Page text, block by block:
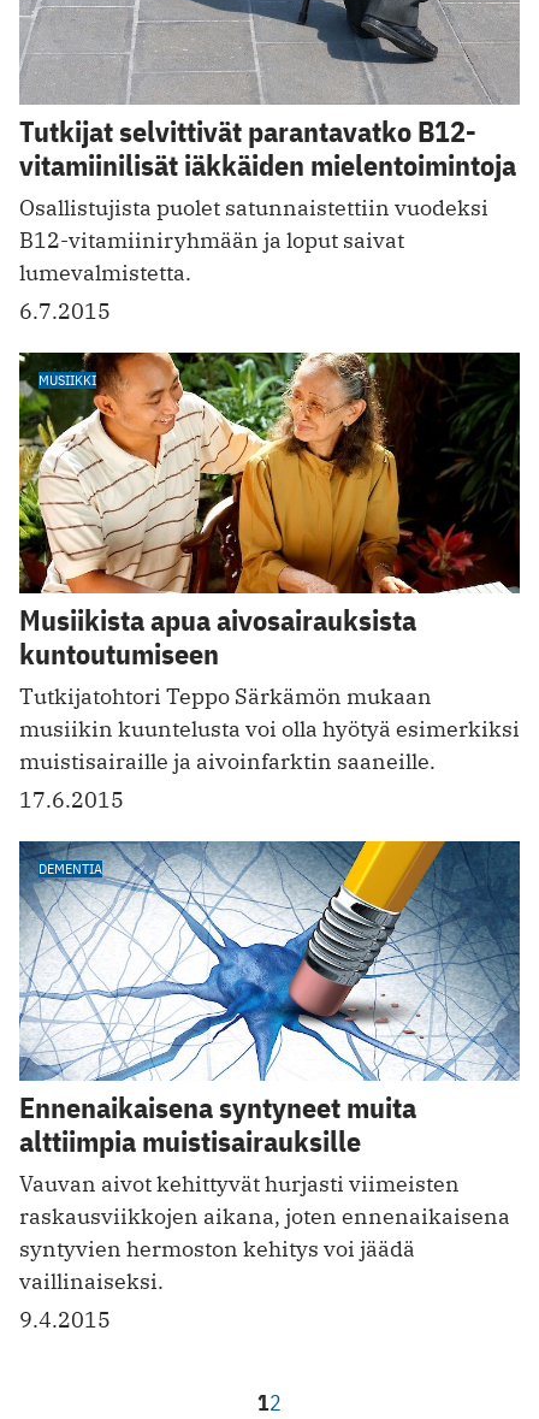
Tutkijat selvittivät parantavatko B12-
vitamiinilisät iäkkäiden mielentoimintoja
Osallistujista puolet satunnaistettiin vuodeksi
B12-vitamiiniryhmään ja loput saivat
lumevalmistetta.
6.7.2015
MUSIIKKI
Musiikista apua aivosairauksista
kuntoutumiseen
Tutkijatohtori Teppo Särkämön mukaan
musiikin kuuntelusta voi olla hyötyä esimerkiksi
muistisairaille ja aivoinfarktin saaneille.
17.6.2015
DEMENTIA
Ennenaikaisena syntyneet muita
alttiimpia muistisairauksille
Vauvan aivot kehittyvät hurjasti viimeisten
raskausviikkojen aikana, joten ennenaikaisena
syntyvien hermoston kehitys voi jäädä
vaillinaiseksi.
9.4.2015
12